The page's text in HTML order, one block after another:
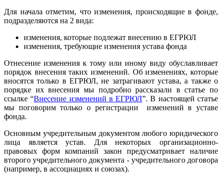
Для начала отметим, что изменения, происходящие в фонде,
подразделяются на 2 вида:
изменения, которые подлежат внесению в ЕГРЮЛ
изменения, требующие изменения устава фонда
Отнесение изменения к тому или иному виду обуславливает
порядок внесения таких изменений. Об изменениях, которые
вносятся только в ЕГРЮЛ, не затрагивают устава, а также о
порядке их внесения мы подробно рассказали в статье по
ссылке “Внесение изменений в ЕГРЮЛ”. В настоящей статье
мы поговорим только о регистрации изменений в уставе
фонда.
Основным учредительным документом любого юридического
лица является устав. Для некоторых организационно-
правовых форм компаний закон предусматривает наличие
второго учредительного документа - учредительного договора
(например, в ассоциациях и союзах).